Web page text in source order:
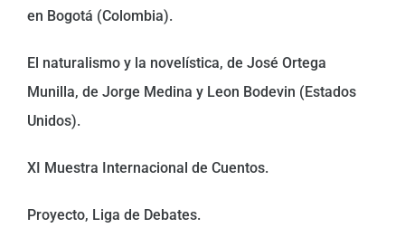
en Bogotá (Colombia).
El naturalismo y la novelística, de José Ortega
Munilla, de Jorge Medina y Leon Bodevin (Estados
Unidos).
XI Muestra Internacional de Cuentos.
Proyecto, Liga de Debates.